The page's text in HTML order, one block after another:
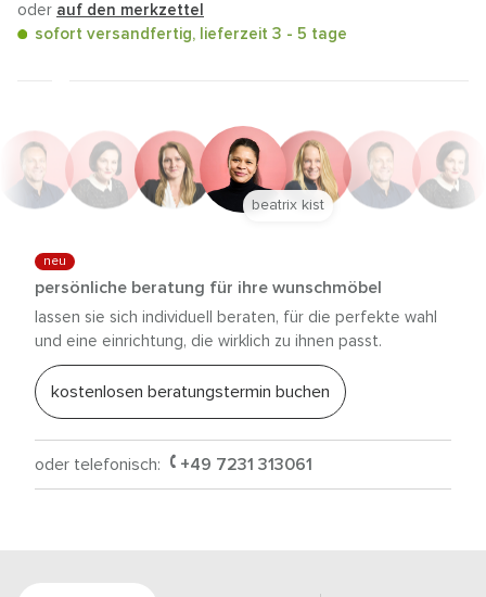
oder auf den merkzettel
sofort versandfertig, lieferzeit 3 - 5 tage
neu
persönliche beratung für ihre wunschmöbel
lassen sie sich individuell beraten, für die perfekte wahl
und eine einrichtung, die wirklich zu ihnen passt.
kostenlosen beratungstermin buchen
oder telefonisch: +49 7231 313061
beatrix kist